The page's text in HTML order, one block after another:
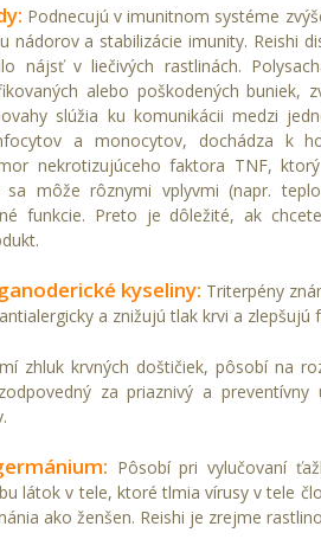
Podnecujú v imunitnom systéme
nádorov a stabilizácie imunity. Reishi
nájsť v liečivých rastlinách.
alebo poškodených
slúžia ku komunikácii medzi
a monocytov, dochádza k
nekrotizujúceho faktora TNF,
sa môže rôznymi vplyvmi (napr.
funkcie. Preto je dôležité, ak
kyseliny: Triterpény
a znižujú tlak krvi a zlepšujú
zhluk krvných doštičiek, pôsobí na
za priaznivý a
Pôsobí pri vylučovaní
látok v tele, ktoré tlmia vírusy v tele
ako ženšen. Reishi je zrejme